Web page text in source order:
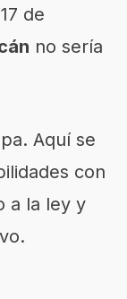
de
no sería
Aquí se
con
a la ley y